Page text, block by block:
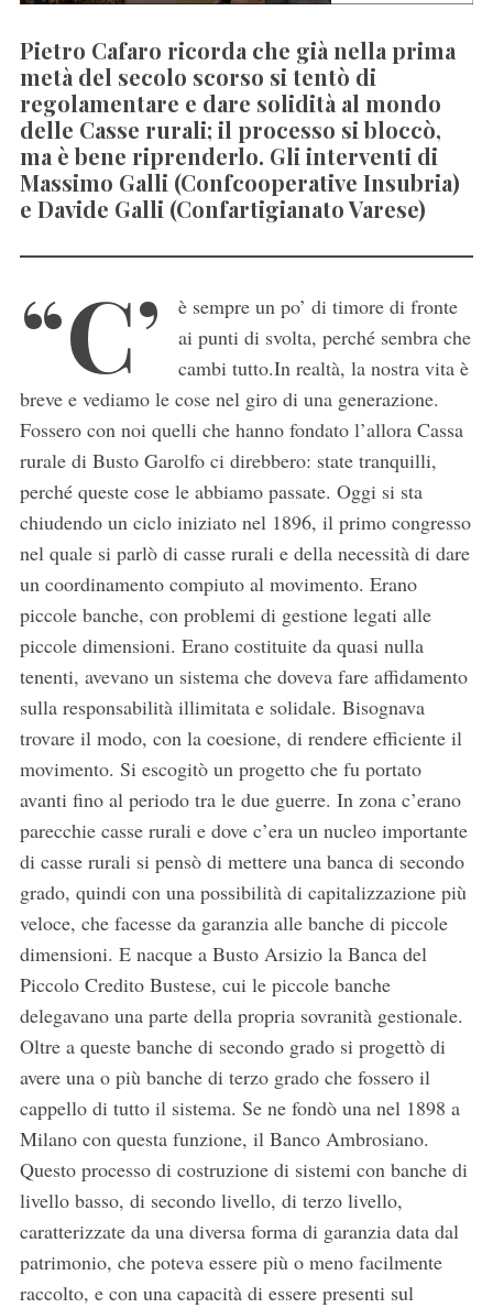
Pietro Cafaro ricorda che già nella prima
metà del secolo scorso si tentò di
regolamentare e dare solidità al mondo
delle Casse rurali; il processo si bloccò,
ma è bene riprenderlo. Gli interventi di
Massimo Galli (Confcooperative Insubria)
e Davide Galli (Confartigianato Varese)
“C’
è sempre un po’ di timore di fronte
ai punti di svolta, perché sembra che
cambi tutto.In realtà, la nostra vita è
breve e vediamo le cose nel giro di una generazione.
Fossero con noi quelli che hanno fondato l’allora Cassa
rurale di Busto Garolfo ci direbbero: state tranquilli,
perché queste cose le abbiamo passate. Oggi si sta
chiudendo un ciclo iniziato nel 1896, il primo congresso
nel quale si parlò di casse rurali e della necessità di dare
un coordinamento compiuto al movimento. Erano
piccole banche, con problemi di gestione legati alle
piccole dimensioni. Erano costituite da quasi nulla
tenenti, avevano un sistema che doveva fare affidamento
sulla responsabilità illimitata e solidale. Bisognava
trovare il modo, con la coesione, di rendere efficiente il
movimento. Si escogitò un progetto che fu portato
avanti fino al periodo tra le due guerre. In zona c’erano
parecchie casse rurali e dove c’era un nucleo importante
di casse rurali si pensò di mettere una banca di secondo
grado, quindi con una possibilità di capitalizzazione più
veloce, che facesse da garanzia alle banche di piccole
dimensioni. E nacque a Busto Arsizio la Banca del
Piccolo Credito Bustese, cui le piccole banche
delegavano una parte della propria sovranità gestionale.
Oltre a queste banche di secondo grado si progettò di
avere una o più banche di terzo grado che fossero il
cappello di tutto il sistema. Se ne fondò una nel 1898 a
Milano con questa funzione, il Banco Ambrosiano.
Questo processo di costruzione di sistemi con banche di
livello basso, di secondo livello, di terzo livello,
caratterizzate da una diversa forma di garanzia data dal
patrimonio, che poteva essere più o meno facilmente
raccolto, e con una capacità di essere presenti sul